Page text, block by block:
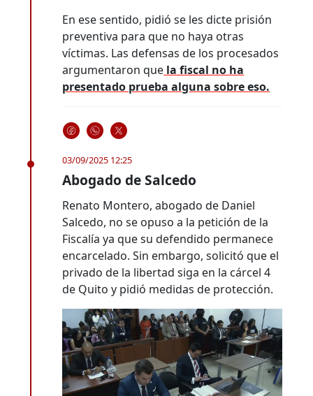
En ese sentido, pidió se les dicte prisión
preventiva para que no haya otras
víctimas. Las defensas de los procesados
argumentaron que la fiscal no ha
presentado prueba alguna sobre eso.
03/09/2025 12:25
Abogado de Salcedo
Renato Montero, abogado de Daniel
Salcedo, no se opuso a la petición de la
Fiscalía ya que su defendido permanece
encarcelado. Sin embargo, solicitó que el
privado de la libertad siga en la cárcel 4
de Quito y pidió medidas de protección.